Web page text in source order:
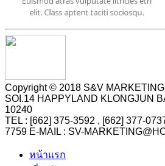
Copyright © 2018 S&V
SOI.14 HAPPYLAND KLONGJUN
10240
TEL : [662] 375-3592 , [662] 377-
7759 E-MAIL : SV-
หน้าแรก